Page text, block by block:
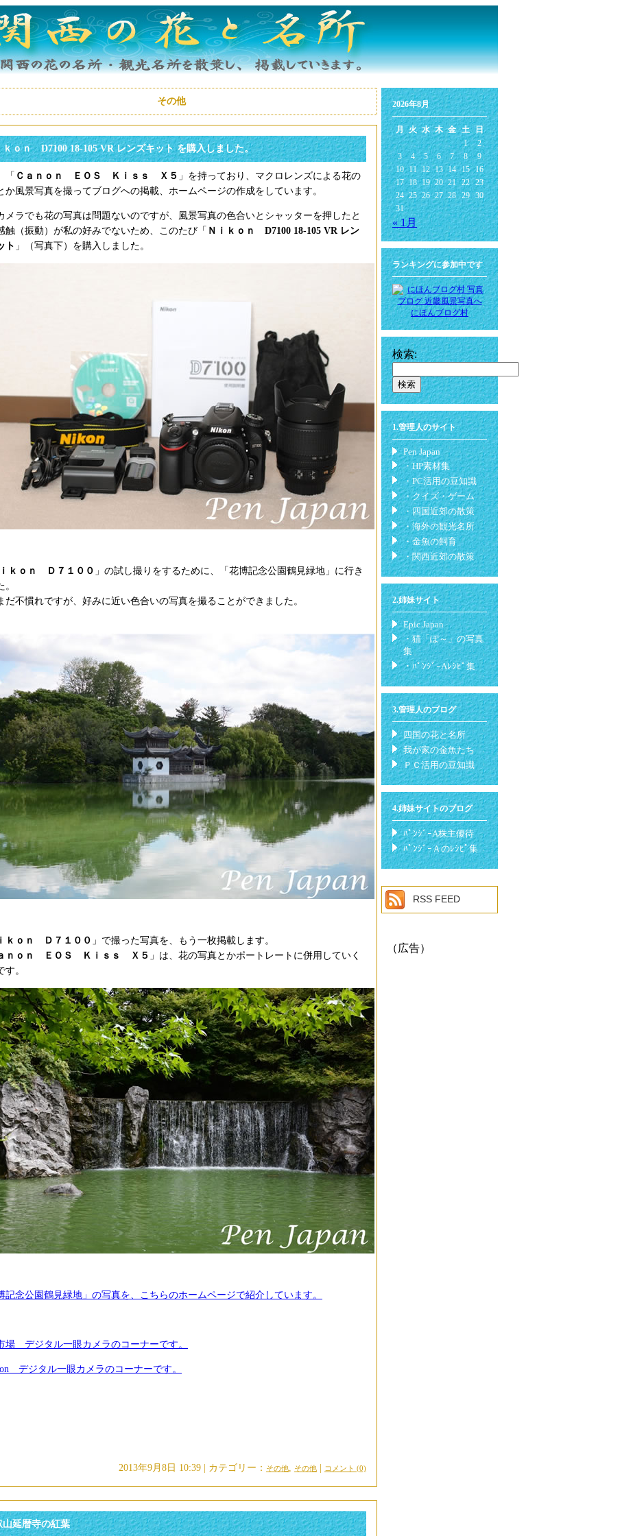
その他
ｋｏｎ D7100 18-105 VR レンズキット を購入しました。
「 Ｃａｎｏｎ ＥＯＳ Ｋｉｓｓ Ｘ５ 」を持っており、マクロレンズによる花の
か風景写真を撮ってブログへの掲載、ホームページの作成をしています。
メラでも花の写真は問題ないのですが、風景写真の色合いとシャッターを押したと
触（振動）が私の好みでないため、このたび「
Ｎｉｋｏｎ D7100 18-105 VR レン
ト 」（写真下）を購入しました。
ｉｋｏｎ Ｄ７１００ 」の試し撮りをするために、「花博記念公園鶴見緑地」に行き
。
だ不慣れですが、好みに近い色合いの写真を撮ることができました。
ｋｏｎ Ｄ７１００ 」で撮った写真を、もう一枚掲載します。
ｎｏｎ ＥＯＳ Ｋｉｓｓ Ｘ５ 」は、花の写真とかポートレートに併用していく
す。
記念公園鶴見緑地」の写真を、こちらのホームページで紹介しています。
場 デジタル一眼カメラのコーナーです。
デジタル一眼カメラのコーナーです。
2013年9月8日 10:39 | カテゴリー： その他, その他 コメント (0)
山延暦寺の紅葉
2026年8月
月 火 水 木 金 土
日
1
2
3
4 5 6 7 8
9
10 11 12 13 14 15 16
17 18 19 20 21 22 23
24 25 26 27 28 29 30
31
« 1月
ランキングに参加中です
にほんブログ村
検索:
1.管理人のサイト
Pen Japan
・HP素材集
・PC活用の豆知識
・クイズ・ゲーム
・四国近郊の散策
・海外の観光名所
・金魚の飼育
・関西近郊の散策
2.姉妹サイト
Epic Japan
・猫「ぽ～」の写真
集
・ﾊﾟﾝｼﾞｰAﾚｼﾋﾟ集
3.管理人のブログ
四国の花と名所
我が家の金魚たち
ＰＣ活用の豆知識
4.姉妹サイトのブログ
ﾊﾟﾝｼﾞｰA株主優待
ﾊﾟﾝｼﾞｰＡのﾚｼﾋﾟ集
RSS FEED
（広告）